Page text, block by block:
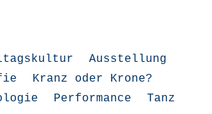
Ausstellung
Kranz oder Krone?
Performance
Tanz